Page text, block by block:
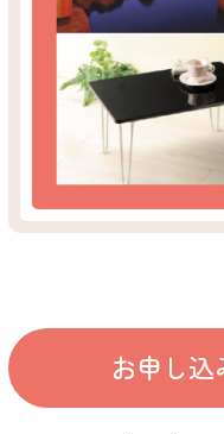
お申し込